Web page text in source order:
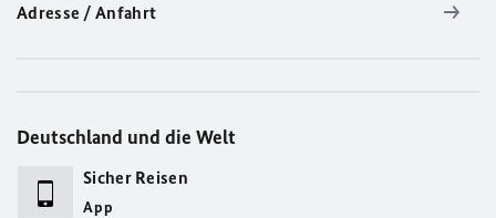
Adresse / Anfahrt
Deutschland und die Welt
Sicher Reisen
App